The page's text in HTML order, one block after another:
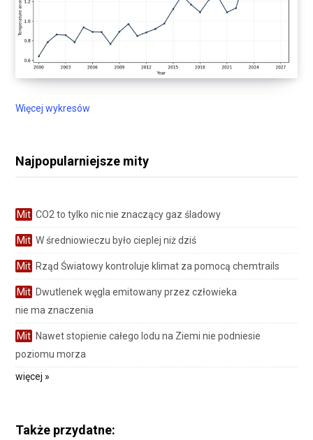
Więcej wykresów
Najpopularniejsze mity
Mit CO2 to tylko nic nie znaczący gaz śladowy
Mit W średniowieczu było cieplej niż dziś
Mit Rząd Światowy kontroluje klimat za pomocą chemtrails
Mit Dwutlenek węgla emitowany przez człowieka
nie ma znaczenia
Mit Nawet stopienie całego lodu na Ziemi nie podniesie
poziomu morza
więcej »
Także przydatne: